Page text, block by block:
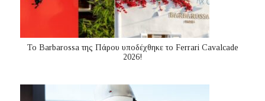
Το Barbarossa της Πάρου υποδέχθηκε το Ferrari Cavalcade
2026!